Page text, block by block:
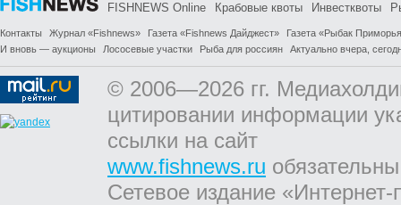
FISHNEWS Online Крабовые квоты Инвестквоты
Контакты Журнал «Fishnews» Газета «Fishnews Дайджест»
Газета «Рыбак
И вновь — аукционы
Лососевые участки Рыба для россиян Актуально вчера,
© 2006—2026 гг.
цитировании информации
ссылки на сайт
www.fishnews.ru
Сетевое издание